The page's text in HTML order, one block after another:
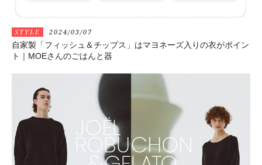
STYLE 2024/03/07
自家製「フィッシュ＆チップス」はマヨネーズ入りの衣がポイン
ト｜MOEさんのごはんと器